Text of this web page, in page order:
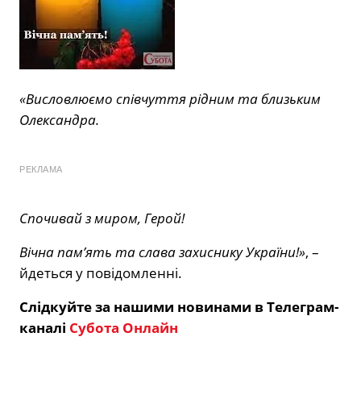
«Висловлюємо співчуття рідним та близьким
Олександра.
РЕКЛАМА
Спочивай з миром, Герой!
Вічна пам’ять та слава захиснику України!», –
йдеться у повідомленні.
Слідкуйте за нашими новинами в Телеграм-
каналі Субота Онлайн